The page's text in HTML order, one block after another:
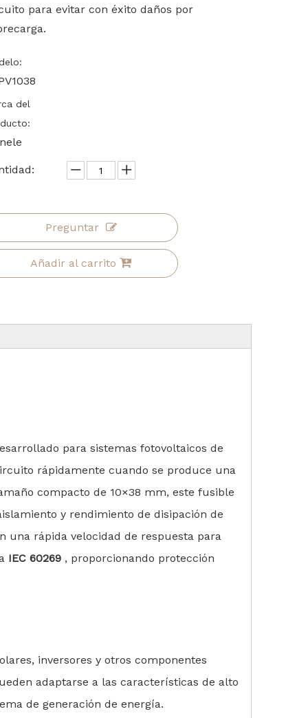
para evitar con éxito daños por
del
Preguntar
Añadir al carrito
para sistemas fotovoltaicos de
rápidamente cuando se produce una
compacto de 10×38 mm, este fusible
y rendimiento de disipación de
una rápida velocidad de respuesta para
IEC 60269 , proporcionando protección
inversores y otros componentes
adaptarse a las características de alto
de generación de energía.